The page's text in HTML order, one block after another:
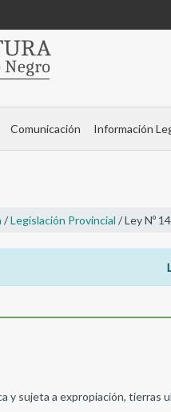
Comunicación Información
/Legislación Provincial / Ley Nº
y sujeta a expropiación, tierras